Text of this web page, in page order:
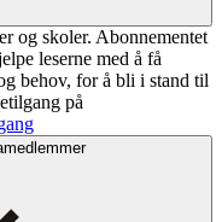
og skoler. Abonnementet
leserne med å få
behov, for å bli i stand til
på